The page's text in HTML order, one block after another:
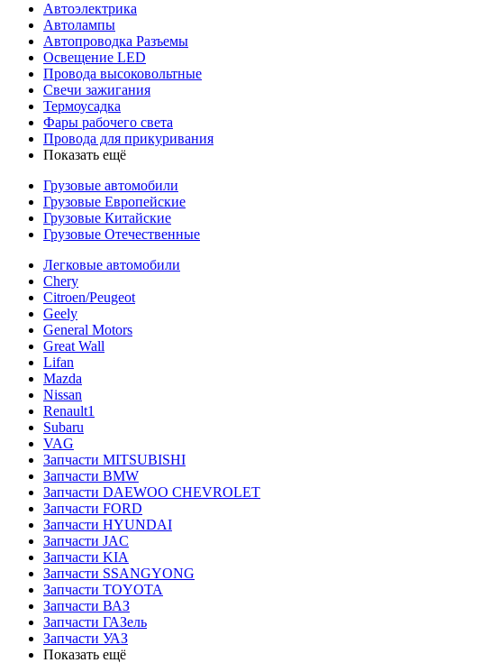
Автоэлектрика
Автолампы
Автопроводка Разъемы
Освещение LED
Провода высоковольтные
Свечи зажигания
Термоусадка
Фары рабочего света
Провода для прикуривания
Показать ещё
Грузовые автомобили
Грузовые Европейские
Грузовые Китайские
Грузовые Отечественные
Легковые автомобили
Chery
Citroen/Peugeot
Geely
General Motors
Great Wall
Lifan
Mazda
Nissan
Renault1
Subaru
VAG
Запчасти MITSUBISHI
Запчасти BMW
Запчасти DAEWOO CHEVROLET
Запчасти FORD
Запчасти HYUNDAI
Запчасти JAC
Запчасти KIA
Запчасти SSANGYONG
Запчасти TOYOTA
Запчасти ВАЗ
Запчасти ГАЗель
Запчасти УАЗ
Показать ещё